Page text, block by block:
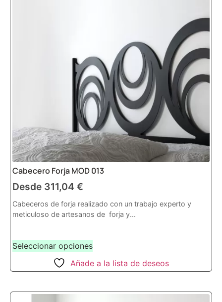
Cabecero Forja MOD 013
Desde 311,04 €
Cabeceros de forja realizado con un trabajo experto y
meticuloso de artesanos de forja y...
Seleccionar opciones
Añade a la lista de deseos